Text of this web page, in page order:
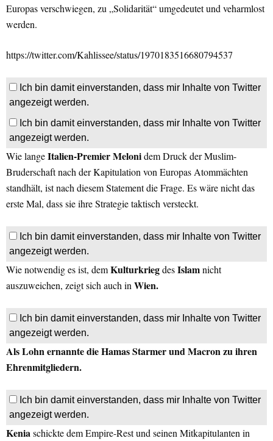
Europas verschwiegen, zu „Solidarität“ umgedeutet und veharmlost
werden.
https://twitter.com/Kahlissee/status/1970183516680794537
Ich bin damit einverstanden, dass mir Inhalte von Twitter
angezeigt werden.
Ich bin damit einverstanden, dass mir Inhalte von Twitter
angezeigt werden.
Wie langeItalien-Premier Melonidem Druck der Muslim-
Bruderschaft nach der Kapitulation von Europas Atommächten
standhält, ist nach diesem Statement die Frage. Es wäre nicht das
erste Mal, dass sie ihre Strategie taktisch versteckt.
Ich bin damit einverstanden, dass mir Inhalte von Twitter
angezeigt werden.
Wie notwendig es ist, demKulturkriegdesIslamnicht
auszuweichen, zeigt sich auch inWien.
Ich bin damit einverstanden, dass mir Inhalte von Twitter
angezeigt werden.
Als Lohn ernannte die Hamas Starmer und Macron zu ihren
Ehrenmitgliedern.
Ich bin damit einverstanden, dass mir Inhalte von Twitter
angezeigt werden.
Keniaschickte dem Empire-Rest und seinen Mitkapitulanten in